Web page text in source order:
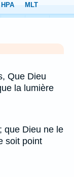
Que Dieu
la lumière
que Dieu ne le
soit point